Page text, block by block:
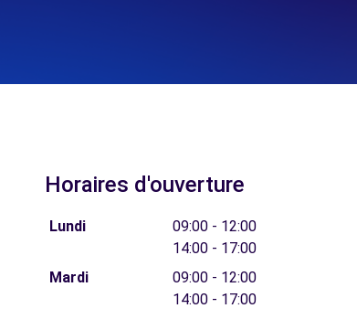
Horaires d'ouverture
Lundi
09:00 - 12:00
14:00 - 17:00
Mardi
09:00 - 12:00
14:00 - 17:00